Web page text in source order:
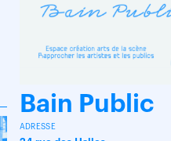
Bain Public
ADRESSE